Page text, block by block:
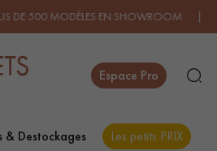
EN SHOWROOM | DISPONIBILITÉ
Espace Pro
& Destockages Les petits PRIX